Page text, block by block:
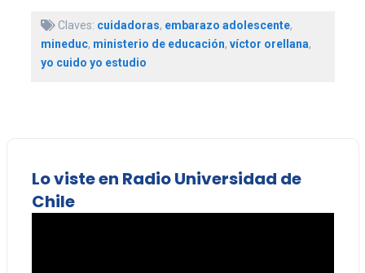
Claves: cuidadoras, embarazo adolescente,
mineduc, ministerio de educación, víctor orellana,
yo cuido yo estudio
Lo viste en Radio Universidad de
Chile